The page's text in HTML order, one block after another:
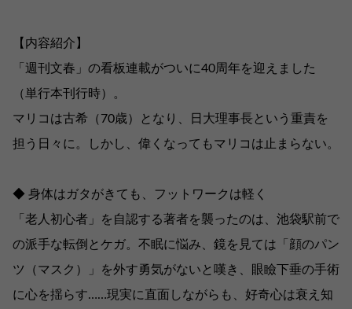
【内容紹介】
「週刊文春」の看板連載がついに40周年を迎えました
（単行本刊行時）。
マリコは古希（70歳）となり、日大理事長という重責を
担う日々に。しかし、偉くなってもマリコは止まらない。
◆ 身体はガタがきても、フットワークは軽く
「老人初心者」を自認する著者を襲ったのは、池袋駅前で
の派手な転倒とケガ。不眠に悩み、鏡を見ては「顔のパン
ツ（マスク）」を外す勇気がないと嘆き、眼瞼下垂の手術
に心を揺らす……現実に直面しながらも、好奇心は衰え知